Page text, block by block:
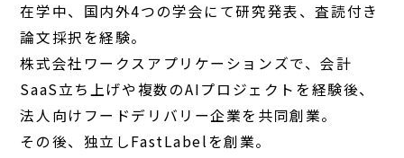
在学中、国内外4つの学会にて研究発表、査読付き
論文採択を経験。
株式会社ワークスアプリケーションズで、会計
SaaS立ち上げや複数のAIプロジェクトを経験後、
法人向けフードデリバリー企業を共同創業。
その後、独立しFastLabelを創業。